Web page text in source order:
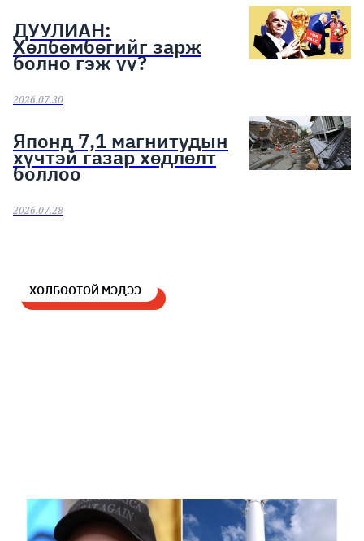
ДУУЛИАН:
Хөлбөмбөгийг зарж
болно гэж үү?
2026.07.30
Японд 7,1 магнитудын
хүчтэй газар хөдлөлт
боллоо
2026.07.28
ХОЛБООТОЙ МЭДЭЭ